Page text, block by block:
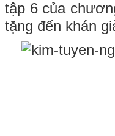
tập 6 của
tặng đến khán